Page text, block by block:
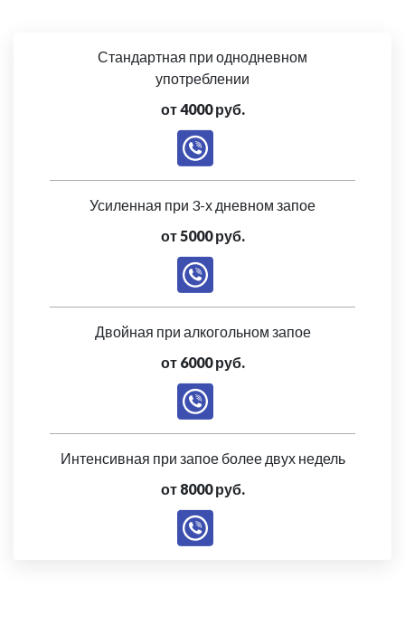
Стандартная при однодневном
употреблении
от 4000 руб.
Усиленная при 3-х дневном запое
от 5000 руб.
Двойная при алкогольном запое
от 6000 руб.
Интенсивная при запое более двух недель
от 8000 руб.